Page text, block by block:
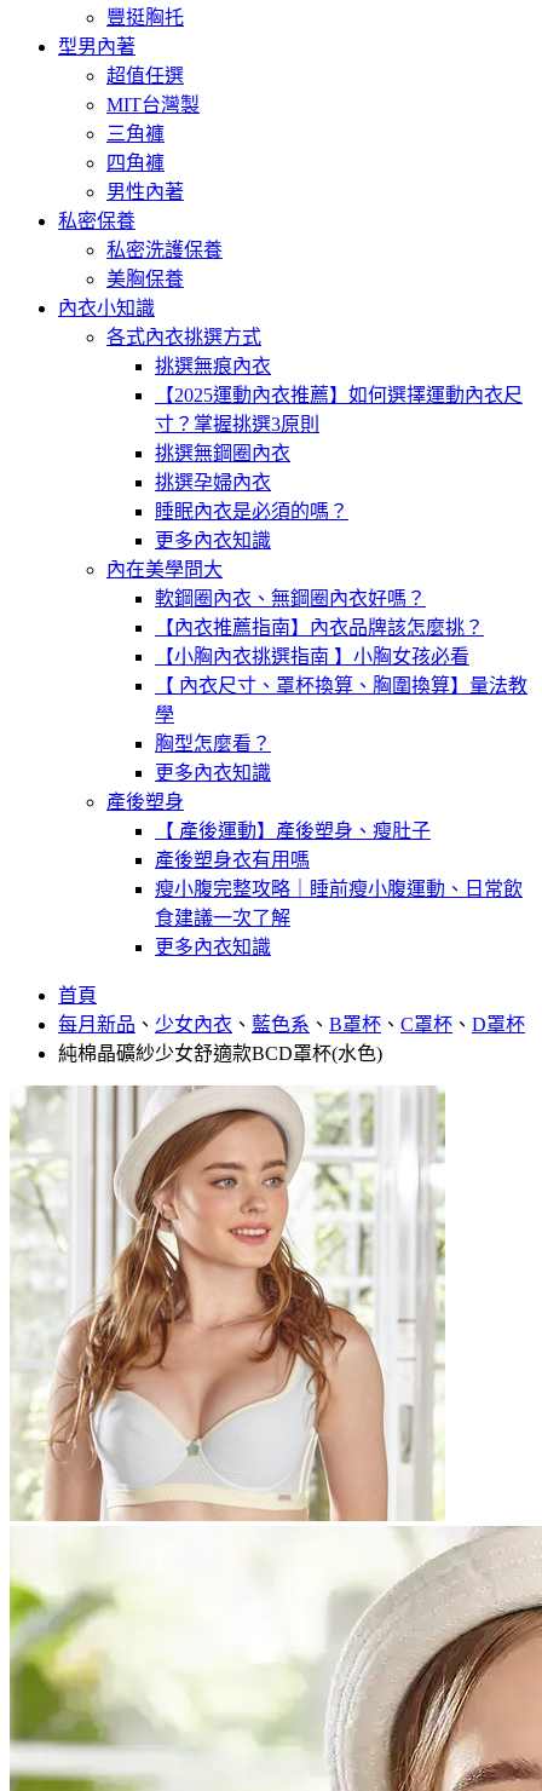
豐挺胸托
型男內著
超值任選
MIT台灣製
三角褲
四角褲
男性內著
私密保養
私密洗護保養
美胸保養
內衣小知識
各式內衣挑選方式
挑選無痕內衣
【2025運動內衣推薦】如何選擇運動內衣尺
寸？掌握挑選3原則
挑選無鋼圈內衣
挑選孕婦內衣
睡眠內衣是必須的嗎？
更多內衣知識
內在美學問大
軟鋼圈內衣、無鋼圈內衣好嗎？
【內衣推薦指南】內衣品牌該怎麼挑？
【小胸內衣挑選指南 】小胸女孩必看
【 內衣尺寸、罩杯換算、胸圍換算】量法教
學
胸型怎麼看？
更多內衣知識
產後塑身
【 產後運動】產後塑身、瘦肚子
產後塑身衣有用嗎
瘦小腹完整攻略｜睡前瘦小腹運動、日常飲
食建議一次了解
更多內衣知識
首頁
每月新品 、 少女內衣 、 藍色系 、 B罩杯 、 C罩杯 、 D罩杯
純棉晶礦紗少女舒適款BCD罩杯(水色)